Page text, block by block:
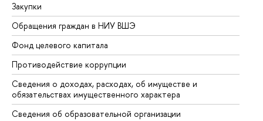
Закупки
Обращения граждан в НИУ ВШЭ
Фонд целевого капитала
Противодействие коррупции
Сведения о доходах, расходах, об имуществе и
обязательствах имущественного характера
Сведения об образовательной организации